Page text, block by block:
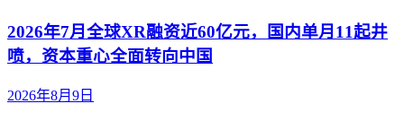
2026年7月全球XR融资近60亿元，国内单月11起井
喷，资本重心全面转向中国
2026年8月9日